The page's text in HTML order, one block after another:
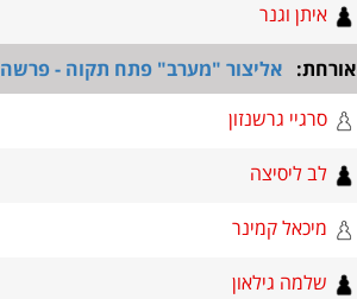
איתן וגנר
אורחת: אליצור "מערב" פתח תקוה - פרשה
סרגיי גרשנזון
לב ליסיצה
מיכאל קמינר
שלמה גילאון